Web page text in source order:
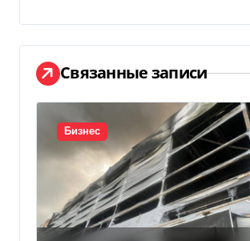
а
ц
и
я
о
Связанные записи
Бизнес